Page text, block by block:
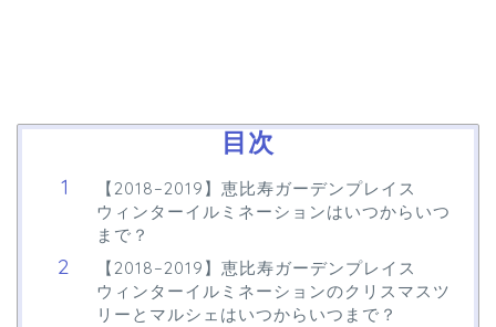
目次
【2018–2019】恵比寿ガーデンプレイス
ウィンターイルミネーションはいつからいつ
まで？
【2018–2019】恵比寿ガーデンプレイス
ウィンターイルミネーションのクリスマスツ
リーとマルシェはいつからいつまで？